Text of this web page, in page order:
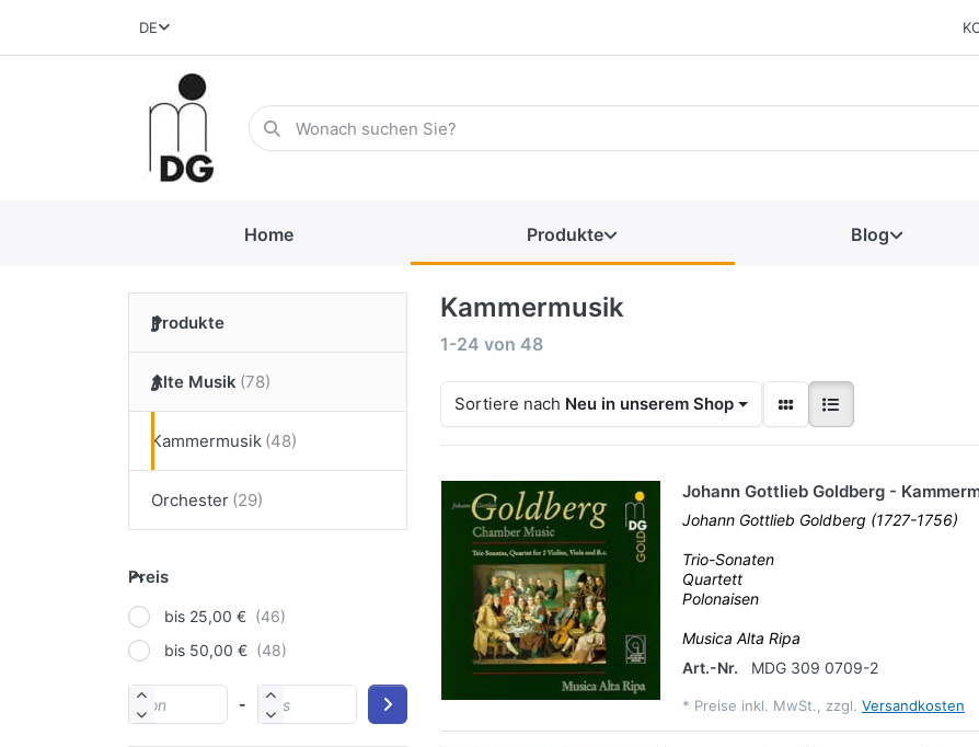
DE
Home Produkte Blog
Produkte
Alte Musik
Kammermusik
Orchester
Preis
bis 25,00 €
bis 50,00 €
-
Kammermusik
1-24 von 48
Sortiere nach Neu in unserem Shop
Johann Gottlieb Goldberg -
Johann Gottlieb Goldberg (1727-1756)
Trio-Sonaten
Quartett
Polonaisen
Musica Alta Ripa
Art.-Nr.
MDG 309 0709-2
* Preise inkl. MwSt., zzgl. Versandkosten